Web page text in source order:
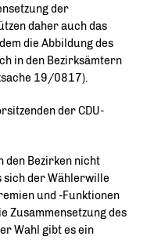
der
daher auch das
die Abbildung des
in den Bezirksämtern
19/0817).
der CDU-
den Bezirken nicht
sich der Wählerwille
und -Funktionen
Zusammensetzung des
Wahl gibt es ein